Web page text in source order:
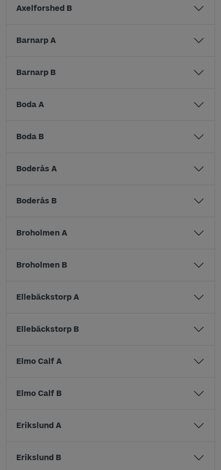
Axelforshed B
Barnarp A
Barnarp B
Boda A
Boda B
Boderås A
Boderås B
Broholmen A
Broholmen B
Ellebäckstorp A
Ellebäckstorp B
Elmo Calf A
Elmo Calf B
Erikslund A
Erikslund B